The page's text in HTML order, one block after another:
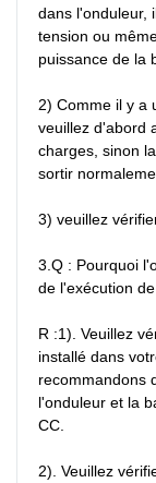
dans l'onduleur,
tension ou
puissance de la
2) Comme il y a
veuillez d'abord
charges, sinon
sortir
3) veuillez
3.Q : Pourquoi
de l'exécution
R :1). Veuillez
installé dans
recommandons
l'onduleur et la
CC.
2). Veuillez